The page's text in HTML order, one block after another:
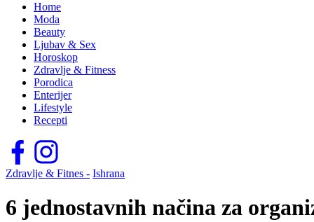
Home
Moda
Beauty
Ljubav & Sex
Horoskop
Zdravlje & Fitness
Porodica
Enterijer
Lifestyle
Recepti
Zdravlje & Fitnes - Ishrana
6 jednostavnih načina za